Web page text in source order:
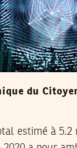
du
estimé à 5.2